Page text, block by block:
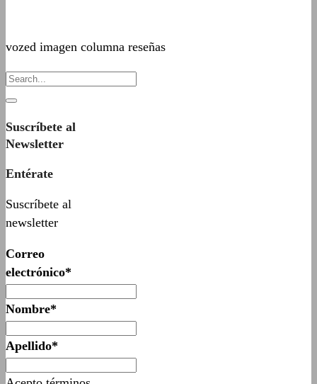
vozed imagen columna reseñas
Suscríbete al
Newsletter
Entérate
Suscríbete al
newsletter
Correo
electrónico*
Nombre*
Apellido*